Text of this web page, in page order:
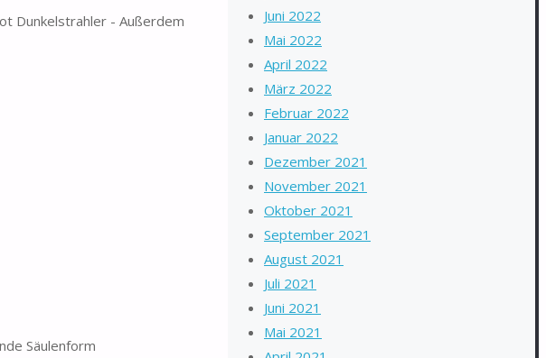
Dunkelstrahler - Außerdem
Säulenform
Juni 2022
Mai 2022
April 2022
März 2022
Februar 2022
Januar 2022
Dezember 2021
November 2021
Oktober 2021
September 2021
August 2021
Juli 2021
Juni 2021
Mai 2021